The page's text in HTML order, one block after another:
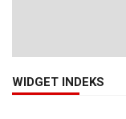
WIDGET INDEKS